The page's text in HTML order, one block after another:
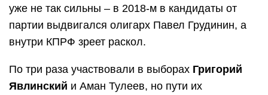
уже не так сильны – в 2018-м в кандидаты от
партии выдвигался олигарх Павел Грудинин, а
внутри КПРФ зреет раскол.
По три раза участвовали в выборах Григорий
Явлинский и Аман Тулеев, но пути их